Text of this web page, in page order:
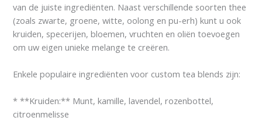
van de juiste ingrediënten. Naast verschillende soorten thee
(zoals zwarte, groene, witte, oolong en pu-erh) kunt u ook
kruiden, specerijen, bloemen, vruchten en oliën toevoegen
om uw eigen unieke melange te creëren.
Enkele populaire ingrediënten voor custom tea blends zijn:
* **Kruiden:** Munt, kamille, lavendel, rozenbottel,
citroenmelisse